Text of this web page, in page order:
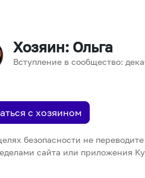
Хозяин: Ольга
Вступление в сообщество:
с хозяином
безопасности не
сайта или приложения